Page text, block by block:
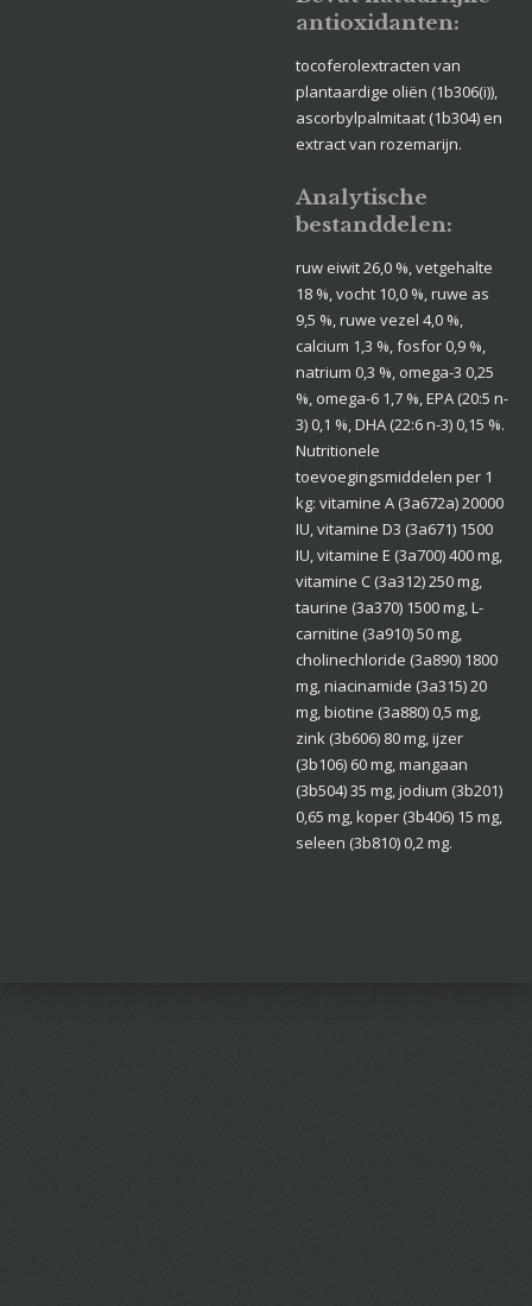
antioxidanten:
tocoferolextracten van
plantaardige oliën (1b306(i)),
ascorbylpalmitaat (1b304) en
extract van rozemarijn.
Analytische
bestanddelen:
ruw eiwit 26,0 %, vetgehalte
18 %, vocht 10,0 %, ruwe as
9,5 %, ruwe vezel 4,0 %,
calcium 1,3 %, fosfor 0,9 %,
natrium 0,3 %, omega-3 0,25
%, omega-6 1,7 %, EPA (20:5 n-
3) 0,1 %, DHA (22:6 n-3) 0,15 %.
Nutritionele
toevoegingsmiddelen per 1
kg: vitamine A (3a672a) 20000
IU, vitamine D3 (3a671) 1500
IU, vitamine E (3a700) 400 mg,
vitamine C (3a312) 250 mg,
taurine (3a370) 1500 mg, L-
carnitine (3a910) 50 mg,
cholinechloride (3a890) 1800
mg, niacinamide (3a315) 20
mg, biotine (3a880) 0,5 mg,
zink (3b606) 80 mg, ijzer
(3b106) 60 mg, mangaan
(3b504) 35 mg, jodium (3b201)
0,65 mg, koper (3b406) 15 mg,
seleen (3b810) 0,2 mg.